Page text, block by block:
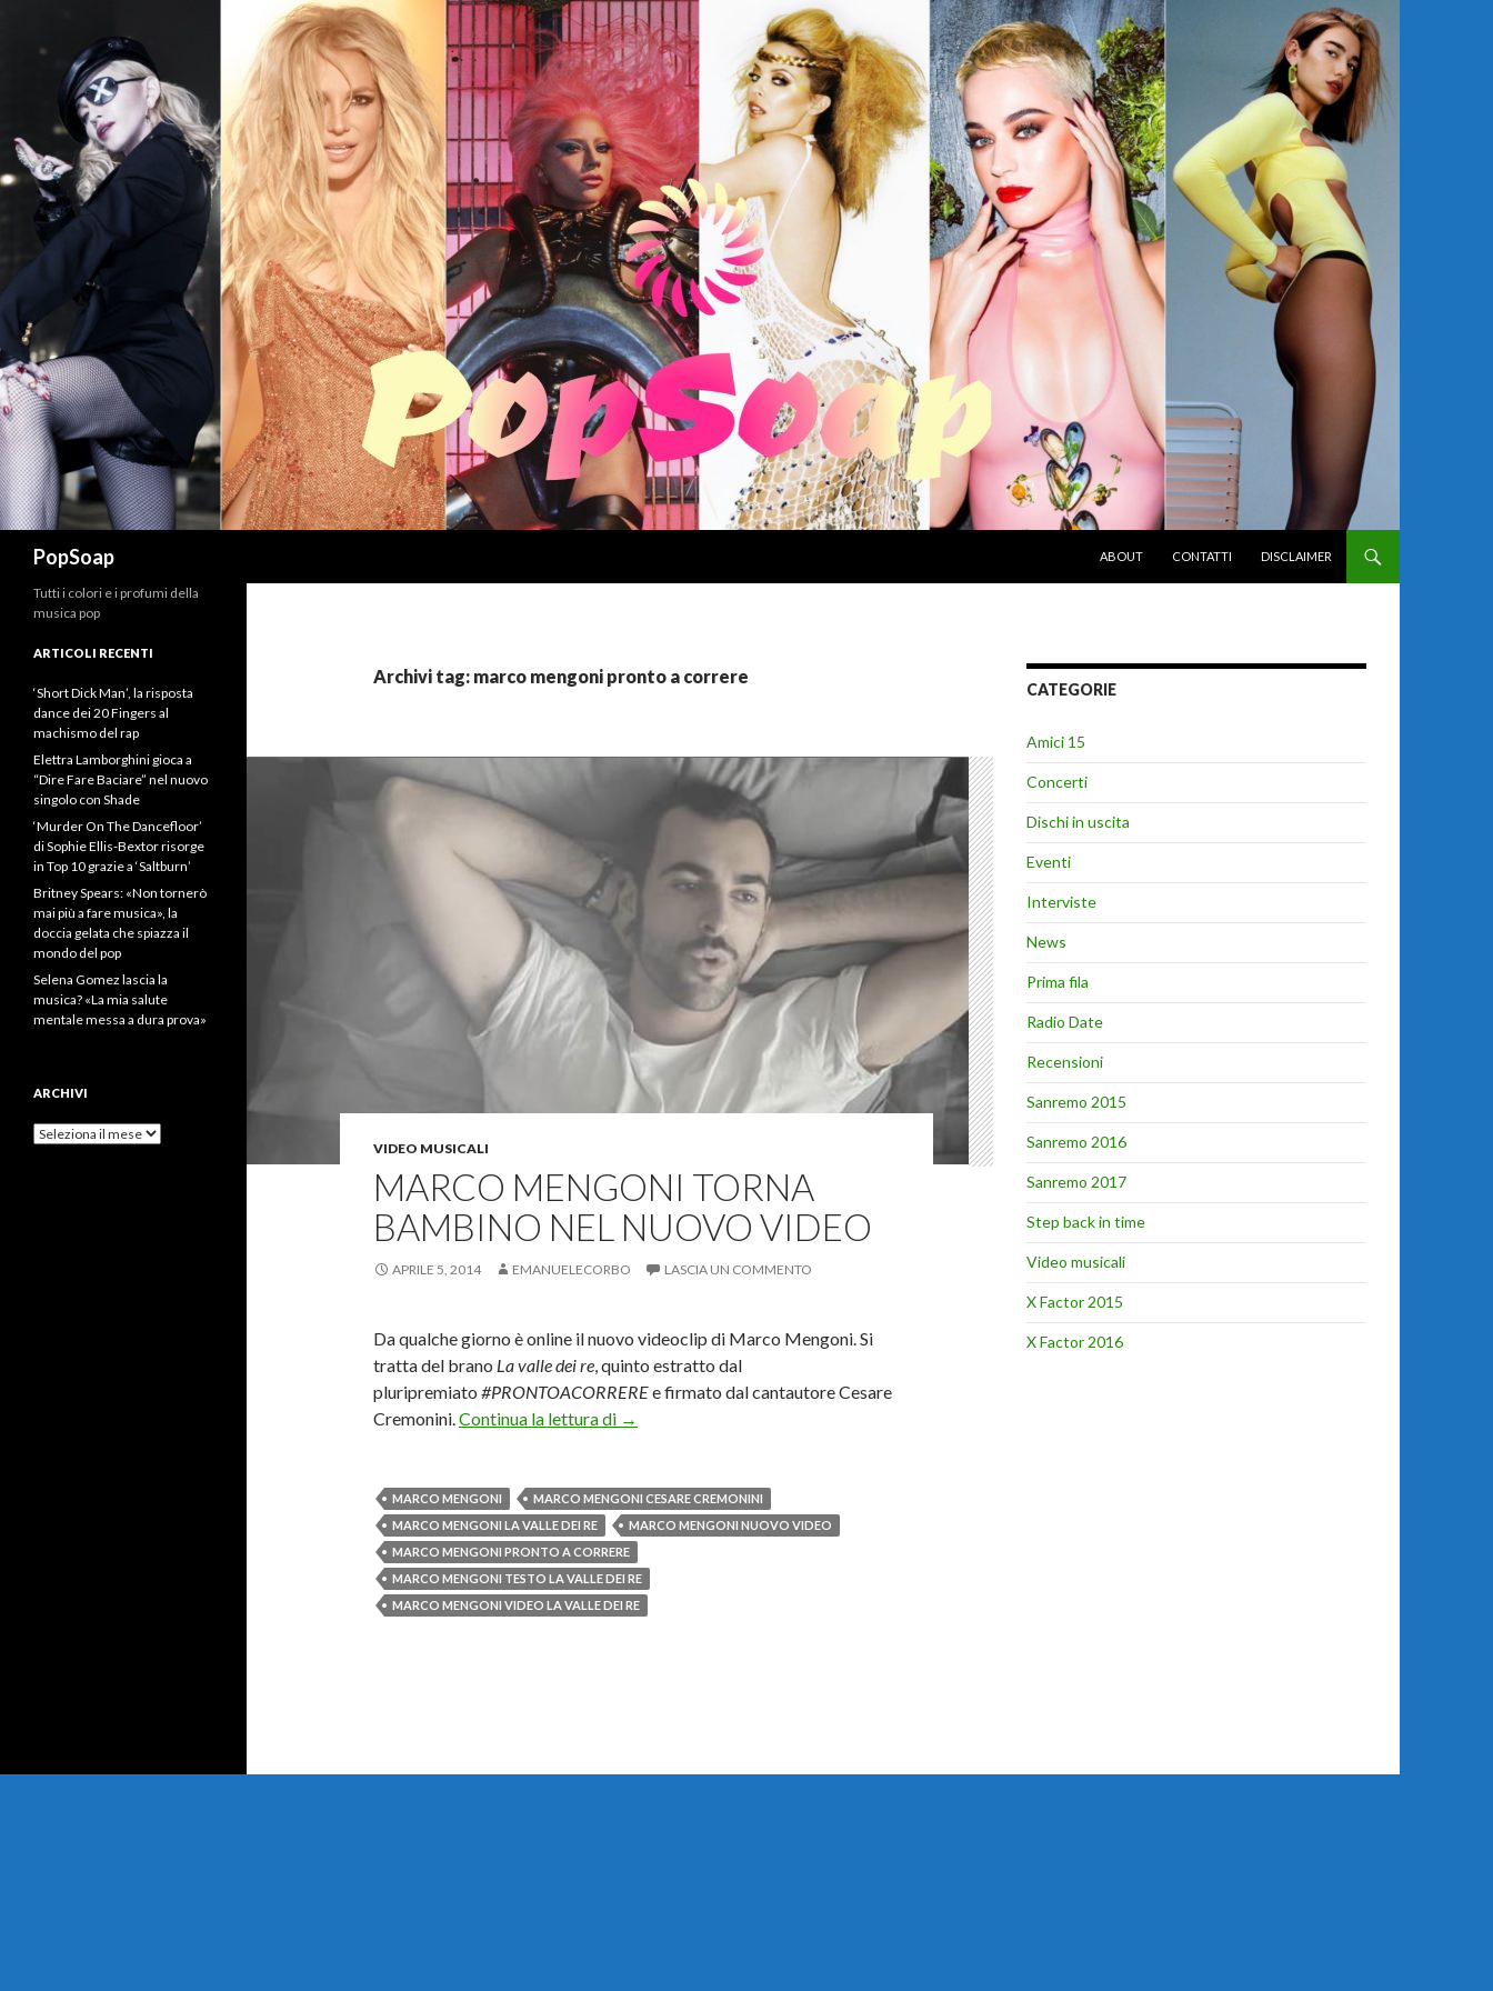
PopSoap
ABOUT
CONTATTI DISCLAIMER
Archivi tag: marco mengoni pronto a correre
VIDEO MUSICALI
MARCO MENGONI TORNA
BAMBINO NEL NUOVO VIDEO
APRILE 5, 2014 EMANUELECORBO LASCIA UN COMMENTO
Da qualche giorno è online il nuovo videoclip di Marco Mengoni. Si
tratta del brano La valle dei re, quinto estratto dal
pluripremiato #PRONTOACORREREe firmato dal cantautore Cesare
Cremonini.Continua la lettura di Marco Mengoni torna bambino nel nuovo video
→
MARCO MENGONI
MARCO MENGONI CESARE CREMONINI
MARCO MENGONI LA VALLE DEI RE
MARCO MENGONI NUOVO VIDEO
MARCO MENGONI PRONTO A CORRERE
MARCO MENGONI TESTO LA VALLE DEI RE
MARCO MENGONI VIDEO LA VALLE DEI RE
CATEGORIE
Amici 15
Concerti
Dischi in uscita
Eventi
Interviste
News
Prima fila
Radio Date
Recensioni
Sanremo 2015
Sanremo 2016
Sanremo 2017
Step back in time
Video musicali
X Factor 2015
X Factor 2016
Tutti i colori e i profumi della
musica pop
ARTICOLI RECENTI
‘Short Dick Man’, la risposta
dance dei 20 Fingers al
machismo del rap
Elettra Lamborghini gioca a
“Dire Fare Baciare” nel nuovo
singolo con Shade
‘Murder On The Dancefloor’
di Sophie Ellis-Bextor risorge
in Top 10 grazie a ‘Saltburn’
Britney Spears: «Non tornerò
mai più a fare musica», la
doccia gelata che spiazza il
mondo del pop
Selena Gomez lascia la
musica? «La mia salute
mentale messa a dura prova»
ARCHIVI
Archivi